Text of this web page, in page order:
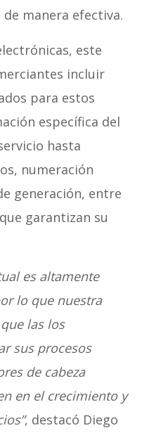
manera efectiva.
este
incluir
para estos
específica del
hasta
numeración
generación, entre
garantizan su
es altamente
lo que nuestra
las los
sus procesos
de cabeza
en el crecimiento y
, destacó Diego